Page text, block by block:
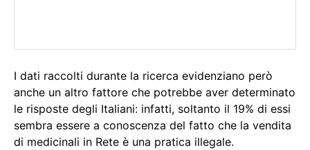
I dati raccolti durante la ricerca evidenziano però
anche un altro fattore che potrebbe aver determinato
le risposte degli Italiani: infatti, soltanto il 19% di essi
sembra essere a conoscenza del fatto che la vendita
di medicinali in Rete è una pratica illegale.